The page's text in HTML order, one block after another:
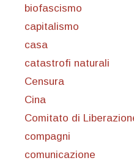
biofascismo
capitalismo
casa
catastrofi naturali
Censura
Cina
Comitato di
compagni
comunicazione